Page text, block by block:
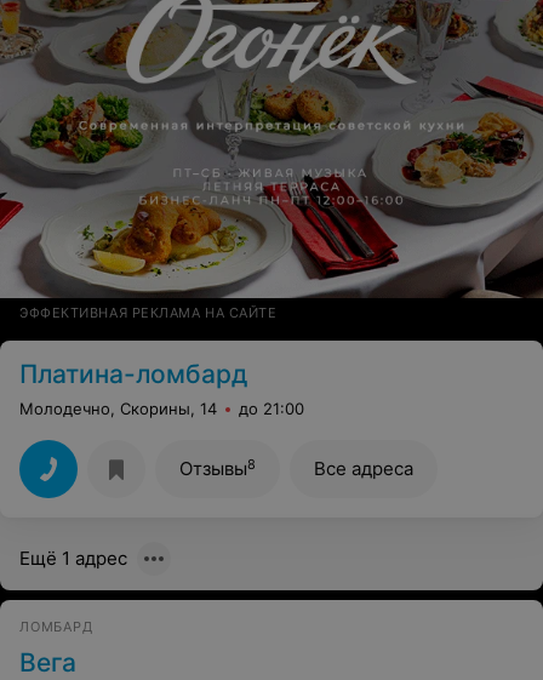
ЭФФЕКТИВНАЯ РЕКЛАМА НА САЙТЕ
Платина-ломбард
Молодечно, Скорины, 14 до 21:00
Отзывы8 Все адреса
Ещё 1 адрес
ЛОМБАРД
Вега